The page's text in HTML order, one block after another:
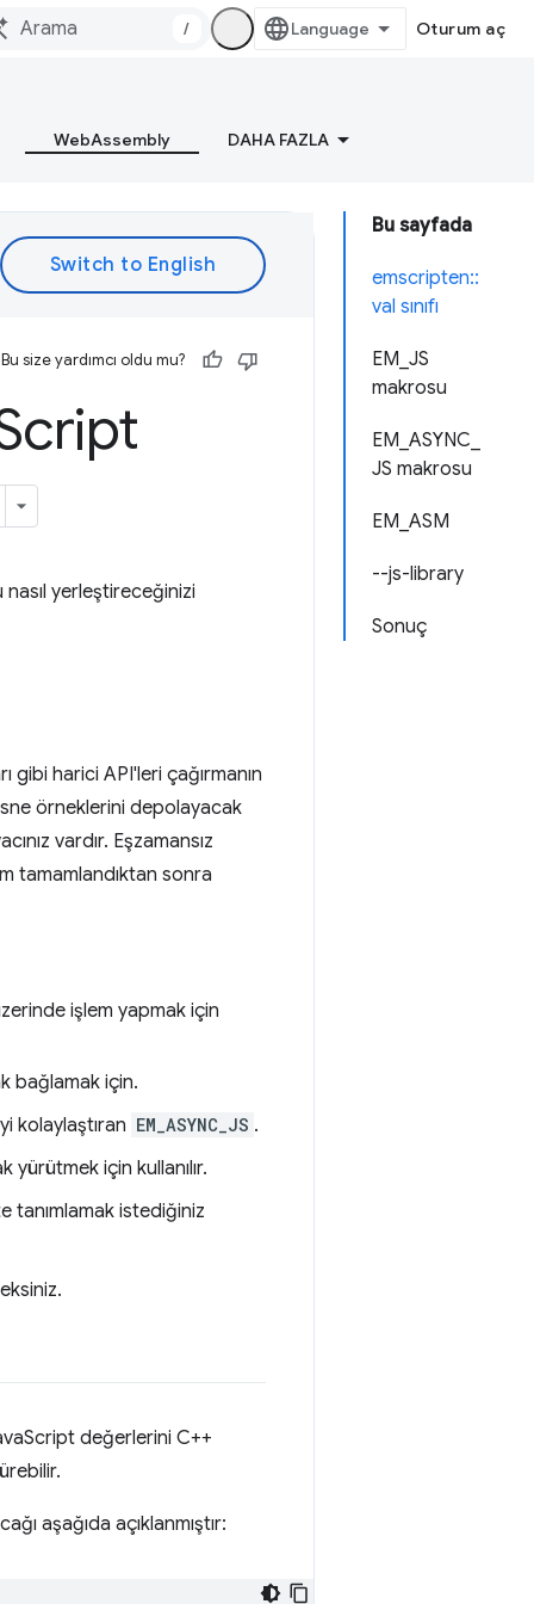
/ Oturum aç
WebAssembly DAHA FAZLA
Bu sayfada
emscripten::
val sınıfı
EM_JS
makrosu
EM_ASYNC_
JS makrosu
EM_ASM
--js-library
Sonuç
Bu size yardımcı oldu mu?
nasıl yerleştireceğinizi
harici API'leri çağırmanın
örneklerini depolayacak
vardır. Eşzamansız
tamamlandıktan sonra
işlem yapmak için
bağlamak için.
kolaylaştıran EM_ASYNC_JS .
yürütmek için kullanılır.
tanımlamak istediğiniz
değerlerini C++
aşağıda açıklanmıştır: